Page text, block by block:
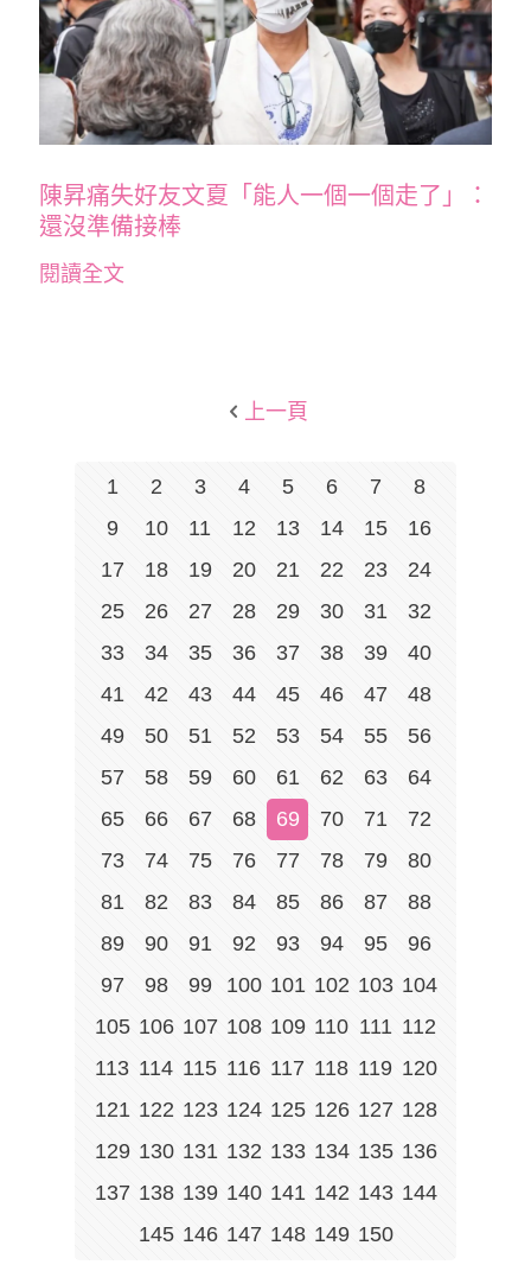
陳昇痛失好友文夏「能人一個一個走了」：
還沒準備接棒
閱讀全文
上一頁
1 2 3 4 5 6 7
8
9
10 11 12 13 14 15
16
17
18 19 20 21 22 23
24
25
26 27 28 29 30 31
32
33
34 35 36 37 38 39
40
41
42 43 44 45 46 47
48
49
50 51 52 53 54 55
56
57
58 59 60 61 62 63
64
65
66 67 68 69 70 71
72
73
74 75 76 77 78 79
80
81
82 83 84 85 86 87
88
89
90 91 92 93 94 95
96
97
98 99 100 101 102 103 104
105 106 107 108 109 110 111 112
113 114 115 116 117 118 119 120
121 122 123 124 125 126 127 128
129 130 131 132 133 134 135 136
137 138 139 140 141 142 143 144
145 146 147 148 149 150